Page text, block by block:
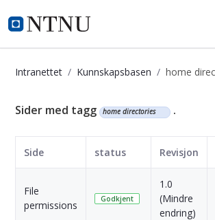
i.ntnu.no
Intranettet Kunnskapsbasen home
Kunnskapsbasen
Sider med tagg home directories .
Side status Revisjon
File
permissions
Godkjent
1.0
(Mindre
endring)